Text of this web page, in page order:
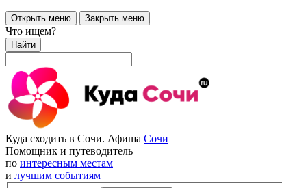
Открыть меню Закрыть меню
Что ищем?
Найти
Куда сходить в Сочи. Афиша Сочи
Помощник и путеводитель
по интересным местам
и лучшим событиям